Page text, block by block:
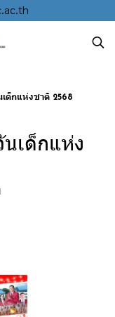
ด็กแห่งชาติ 2568
เด็กแห่ง